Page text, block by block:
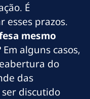
É
esses prazos.
mesmo
Em alguns casos,
do
das
discutido